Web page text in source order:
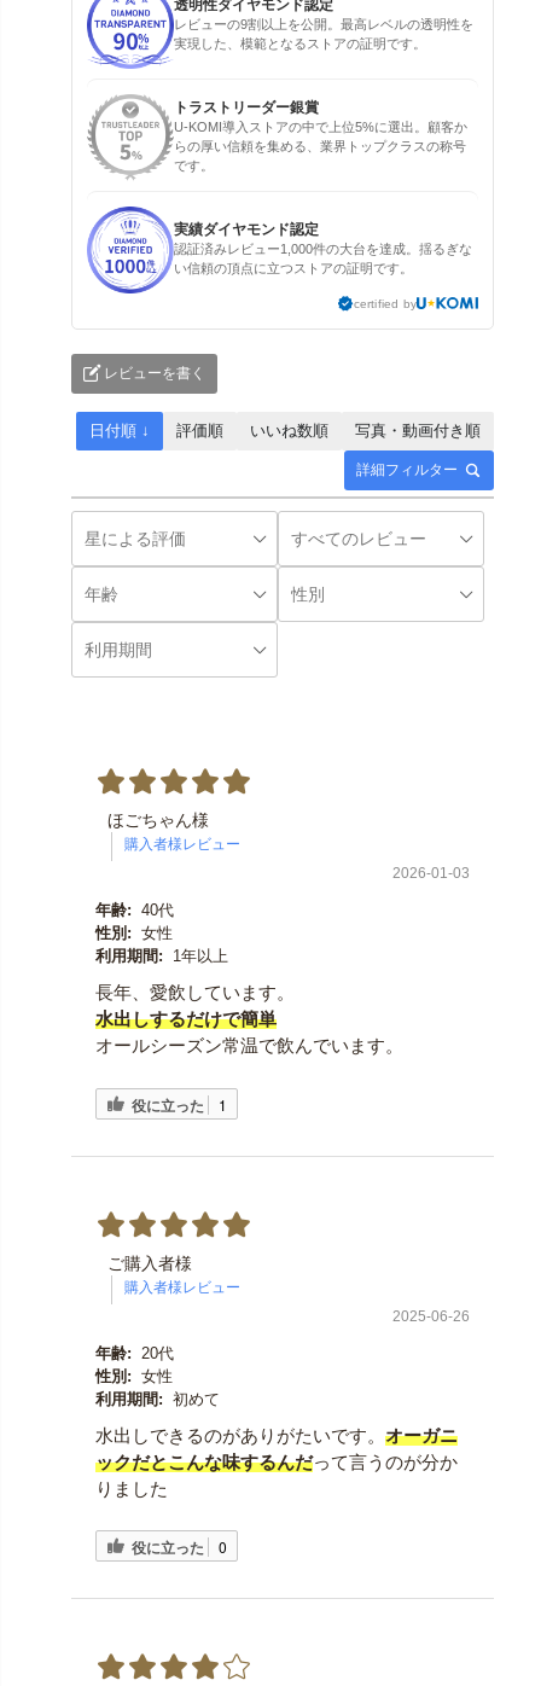
透明性ダイヤモンド認定
レビューの9割以上を公開。最高レベルの透明性を
実現した、模範となるストアの証明です。
トラストリーダー銀賞
U-KOMI導入ストアの中で上位5%に選出。顧客か
らの厚い信頼を集める、業界トップクラスの称号
です。
実績ダイヤモンド認定
認証済みレビュー1,000件の大台を達成。揺るぎな
い信頼の頂点に立つストアの証明です。
certified by
レビューを書く
詳細フィルター
日付順 ↓ 評価順 いいね数順 写真・動画付き順
ほごちゃん様
2026-01-03
年齢: 40代
性別: 女性
利用期間:
1年以上
長年、愛飲しています。
水出しするだけで簡単
オールシーズン常温で飲んでいます。
役に立った 1
ご購入者様
2025-06-26
年齢:
20代
性別: 女性
利用期間: 初めて
水出しできるのがありがたいです。 オーガニ
ックだとこんな味するんだって言うのが分か
りました
役に立った 0